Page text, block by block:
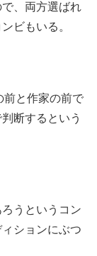
、両方選ばれ
ビもいる。
前と作家の前で
断するという
うというコン
ションにぶつ